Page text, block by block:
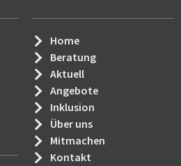
Home
Beratung
Aktuell
Angebote
Inklusion
Über uns
Mitmachen
Kontakt